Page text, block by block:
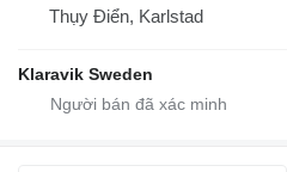
Thụy Điển, Karlstad
Klaravik Sweden